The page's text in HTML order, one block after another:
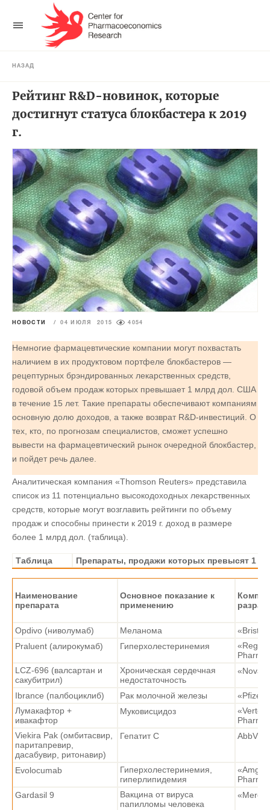
НАЗАД
Рейтинг R&D-новинок, которые
достигнут статуса блокбастера к 2019
г.
НОВОСТИ / 04 ИЮЛЯ 2015 4054
Немногие фармацевтические компании могут похвастать
наличием в их продуктовом портфеле блокбастеров —
рецептурных брэндированных лекарственных средств,
годовой объем продаж которых превышает 1 млрд дол. США
в течение 15 лет. Такие препараты обеспечивают компаниям
основную долю доходов, а также возврат R&D-инвестиций. О
тех, кто, по прогнозам специалистов, сможет успешно
вывести на фармацевтический рынок очередной блокбастер,
и пойдет речь далее.
Аналитическая компания «Thomson Reuters» представила
список из 11 потенциально высокодоходных лекарственных
средств, которые могут возглавить рейтинги по объему
продаж и способны принести к 2019 г. доход в размере
более 1 млрд дол. (таблица).
Таблица Препараты, продажи которых превысят 1
Наименование
препарата
Основное показание к
применению
Opdivo (ниволумаб) Меланома
Praluent (алирокумаб)
Гиперхолестеринемия
LCZ-696 (валсартан и
сакубитрил)
Хроническая сердечная
недостаточность
Ibrance (палбоциклиб) Рак молочной железы
«Pfizer»
Лумакафтор +
ивакафтор
Муковисцидоз
«Vertex
Viekira Pak (омбитасвир,
паритапревир,
дасабувир, ритонавир)
Гепатит C AbbVie
Еvolocumab
Гиперхолестеринемия,
гиперлипидемия
Gardasil 9
Вакцина от вируса
папилломы человека